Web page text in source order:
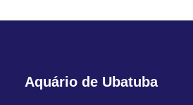
Aquário de Ubatuba